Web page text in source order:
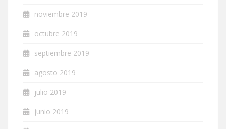
noviembre 2019
octubre 2019
septiembre 2019
agosto 2019
julio 2019
junio 2019